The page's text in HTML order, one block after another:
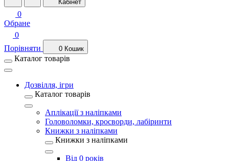
Кабінет
0
Обране
0
Порівняти
0 Кошик
Каталог товарів
Дозвілля, ігри
Каталог товарів
Аплікації з наліпками
Головоломки, кросворди, лабіринти
Книжки з наліпками
Книжки з наліпками
Від 0 років